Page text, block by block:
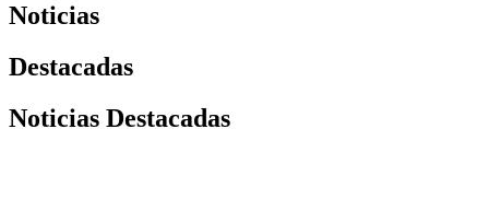
Noticias
Destacadas
Noticias Destacadas